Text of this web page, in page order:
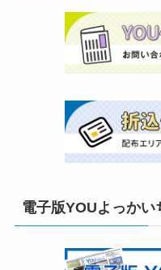
電子版YOUよっかい